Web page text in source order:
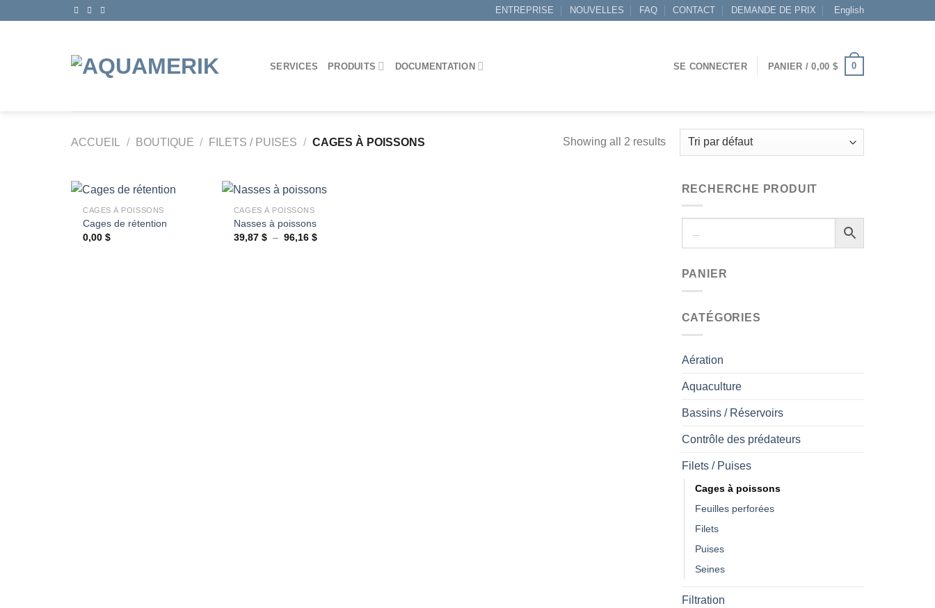
ENTREPRISE NOUVELLES FAQ CONTACT DEMANDE DE PRIX English
SERVICES PRODUITS DOCUMENTATION SE CONNECTER PANIER /0,00 $ 0
ACCUEIL / BOUTIQUE / FILETS / PUISES / CAGES À POISSONS Showing all 2 results
+
CAGES À POISSONS
Cages de rétention
0,00$
+
CAGES À POISSONS
Nasses à poissons
39,87 $ – 96,16 $Plage
RECHERCHE PRODUIT
PANIER
CATÉGORIES
Aération
Aquaculture
Bassins / Réservoirs
Contrôle des prédateurs
Filets / Puises
Cages à poissons
Feuilles perforées
Filets
Puises
Seines
Filtration